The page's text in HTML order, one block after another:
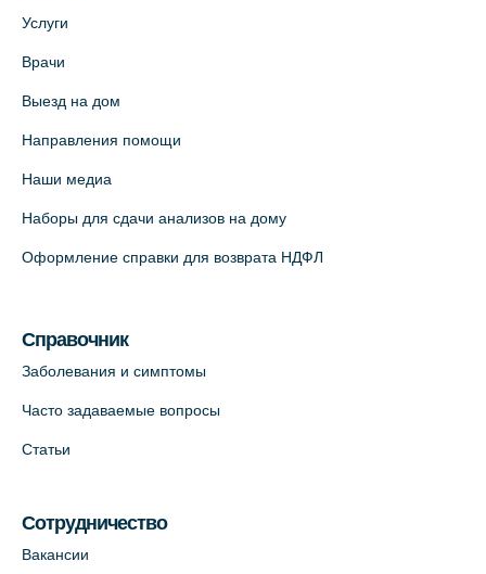
Медицинский центр "Доктор Семейный"
(официальный партнер),
+7 (812) 664-55-80
На карте
+7 (812) 660-73-69
На карте
На карте
Услуги
Врачи
Выезд на дом
Направления помощи
Наши медиа
Наборы для сдачи анализов на дому
Оформление справки для возврата НДФЛ
Справочник
Заболевания и симптомы
Часто задаваемые вопросы
Статьи
Сотрудничество
Вакансии